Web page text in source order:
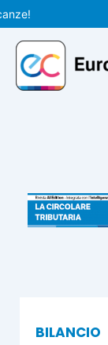
Vai
al
contenuto
BILANCIO